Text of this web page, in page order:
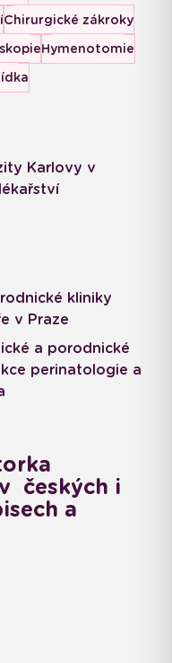
Chirurgické zákroky
Hymenotomie
Karlovy v
kliniky
v Praze
a porodnické
perinatologie a
českých i
a